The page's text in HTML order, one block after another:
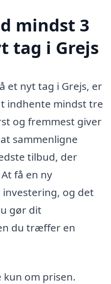
mindst 3
tag i Grejs
et nyt tag i Grejs, er
indhente mindst tre
og fremmest giver
sammenligne
tilbud, der
få en ny
og det
gør dit
du træffer en
om prisen.